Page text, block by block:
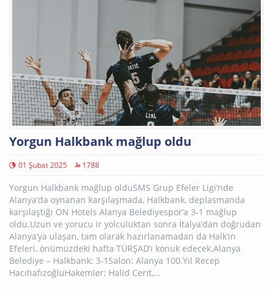
Yorgun Halkbank mağlup oldu
01 Şubat 2025 1788
Yorgun Halkbank mağlup olduSMS Grup Efeler Ligi’nde
Alanya’da oynanan karşılaşmada, Halkbank, deplasmanda
karşılaştığı ON Hotels Alanya Belediyespor’a 3-1 mağlup
oldu.Uzun ve yorucu ir yolculuktan sonra İtalya’dan doğrudan
Alanya’ya ulaşan, tam olarak hazırlanamadan da Halk’ın
Efeleri, önümüzdeki hafta TÜRŞAD’ı konuk edecek.Alanya
Belediye – Halkbank: 3-1Salon: Alanya 100.Yıl Recep
HacıhafızoğluHakemler: Halid Cerit,...